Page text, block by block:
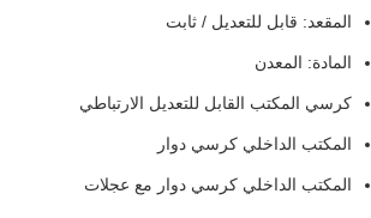
المقعد: قابل للتعديل / ثابت
المادة: المعدن
كرسي المكتب القابل للتعديل الارتباطي
المكتب الداخلي كرسي دوار
المكتب الداخلي كرسي دوار مع عجلات